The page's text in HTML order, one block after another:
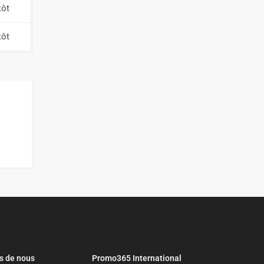
de nous Promo365 International